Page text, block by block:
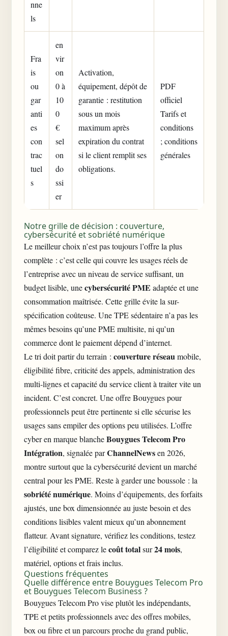
nne
ls
Fra
is
ou
gar
anti
es
con
trac
tuel
s
en
vir
on
0 à
10
0
€
sel
on
do
ssi
er
Activation,
équipement, dépôt de
garantie : restitution
sous un mois
maximum après
expiration du contrat
si le client remplit ses
obligations.
PDF
officiel
Tarifs et
conditions
; conditions
générales
Notre grille de décision : couverture,
cybersécurité et sobriété numérique
Le meilleur choix n’est pas toujours l’offre la plus
complète : c’est celle qui couvre les usages réels de
l’entreprise avec un niveau de service suffisant, un
budget lisible, unecybersécurité PME adaptée et une
consommation maîtrisée. Cette grille évite la sur-
spécification coûteuse. Une TPE sédentaire n’a pas les
mêmes besoins qu’une PME multisite, ni qu’un
commerce dont le paiement dépend d’internet.
Le tri doit partir du terrain : couverture réseaumobile,
éligibilité fibre, criticité des appels, administration des
multi-lignes et capacité du service client à traiter vite un
incident. C’est concret. Une offre Bouygues pour
professionnels peut être pertinente si elle sécurise les
usages sans empiler des options peu utilisées. L’offre
cyber en marque blancheBouygues Telecom Pro
Intégration, signalée parChannelNewsen 2026,
montre surtout que la cybersécurité devient un marché
central pour les PME. Reste à garder une boussole : la
sobriété numérique. Moins d’équipements, des forfaits
ajustés, une box dimensionnée au juste besoin et des
conditions lisibles valent mieux qu’un abonnement
flatteur. Avant signature, vérifiez les conditions, testez
l’éligibilité et comparez lecoût totalsur24 mois,
matériel, options et frais inclus.
Questions fréquentes
Quelle différence entre Bouygues Telecom Pro
et Bouygues Telecom Business ?
Bouygues Telecom Pro vise plutôt les indépendants,
TPE et petits professionnels avec des offres mobiles,
box ou fibre et un parcours proche du grand public,